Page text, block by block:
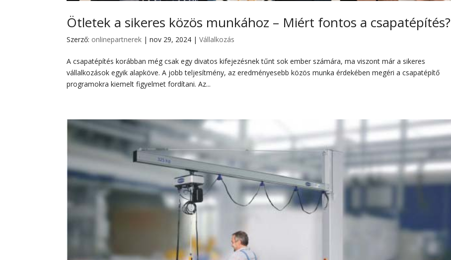
Ötletek a sikeres közös munkához – Miért fontos a csapatépítés?
Szerző: onlinepartnerek |nov 29, 2024 |Vállalkozás
A csapatépítés korábban még csak egy divatos kifejezésnek tűnt sok ember számára, ma viszont már a sikeres
vállalkozások egyik alapköve. A jobb teljesítmény, az eredményesebb közös munka érdekében megéri a csapatépítő
programokra kiemelt figyelmet fordítani. Az...